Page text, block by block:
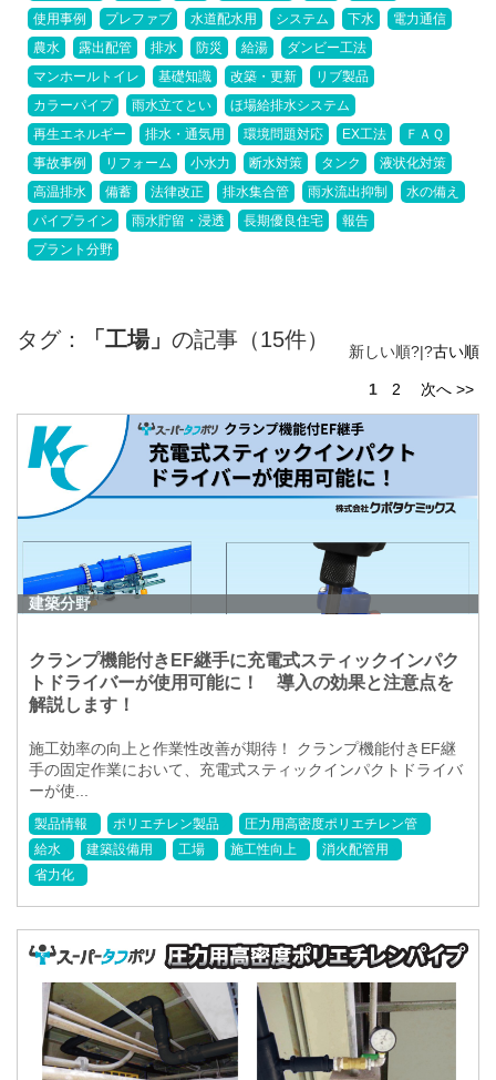
使用事例
プレファブ 水道配水用 システム 下水
電力通信
農水
露出配管 排水 防災 給湯
ダンビー工法
マンホールトイレ
基礎知識 改築・更新
リブ製品
カラーパイプ
雨水立てとい
ほ場給排水システム
再生エネルギー
排水・通気用 環境問題対応 EX工法
ＦＡＱ
事故事例
リフォーム 小水力 断水対策 タンク
液状化対策
高温排水
備蓄 法律改正 排水集合管 雨水流出抑制
水の備え
パイプライン
雨水貯留・浸透 長期優良住宅
報告
プラント分野
タグ： 「工場」 の記事（15件） 新しい順?|?古い順
1 2 次へ >>
建築分野
クランプ機能付きEF継手に充電式スティックインパク
トドライバーが使用可能に！ 導入の効果と注意点を
解説します！
施工効率の向上と作業性改善が期待！ クランプ機能付きEF継
手の固定作業において、充電式スティックインパクトドライバ
ーが使...
製品情報 ポリエチレン製品
圧力用高密度ポリエチレン管
給水
建築設備用 工場 施工性向上
消火配管用
省力化